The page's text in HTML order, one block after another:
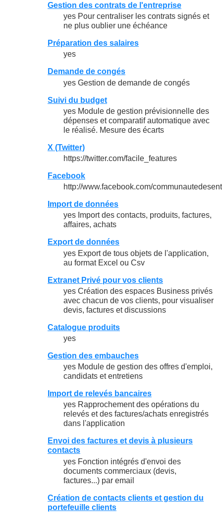
Gestion des contrats de l'entreprise
yes Pour centraliser les contrats signés et
ne plus oublier une échéance
Préparation des salaires
yes
Demande de congés
yes Gestion de demande de congés
Suivi du budget
yes Module de gestion prévisionnelle des
dépenses et comparatif automatique avec
le réalisé. Mesure des écarts
X (Twitter)
https://twitter.com/facile_features
Facebook
http://www.facebook.com/
Import de données
yes Import des contacts, produits, factures,
affaires, achats
Export de données
yes Export de tous objets de l'application,
au format Excel ou Csv
Extranet Privé pour vos clients
yes Création des espaces Business privés
avec chacun de vos clients, pour visualiser
devis, factures et discussions
Catalogue produits
yes
Gestion des embauches
yes Module de gestion des offres d'emploi,
candidats et entretiens
Import de relevés bancaires
yes Rapprochement des opérations du
relevés et des factures/achats enregistrés
dans l'application
Envoi des factures et devis à plusieurs
contacts
yes Fonction intégrés d'envoi des
documents commerciaux (devis,
factures...) par email
Création de contacts clients et gestion du
portefeuille clients